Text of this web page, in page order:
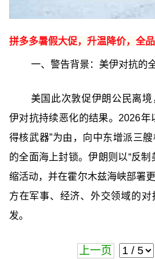
拼多多暑假大促，升温降价，全
一、警告背景：美伊对抗的
美国此次敦促伊朗公民离
伊对抗持续恶化的结果。2026年
得核武器”为由，向中东增派三
的全面海上封锁。伊朗则以“反制
缩活动，并在霍尔木兹海峡部署
方在军事、经济、外交领域的
发。
上一页